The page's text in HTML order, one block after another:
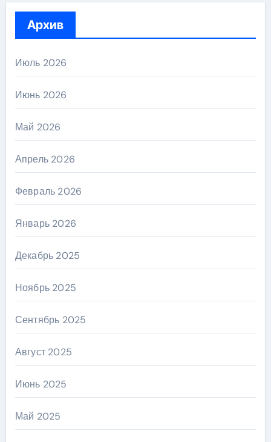
Архив
Июль 2026
Июнь 2026
Май 2026
Апрель 2026
Февраль 2026
Январь 2026
Декабрь 2025
Ноябрь 2025
Сентябрь 2025
Август 2025
Июнь 2025
Май 2025